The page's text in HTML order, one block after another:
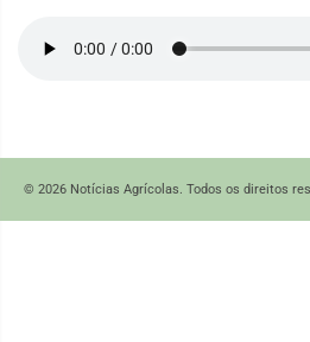
© 2026 Notícias Agrícolas. Todos os direitos